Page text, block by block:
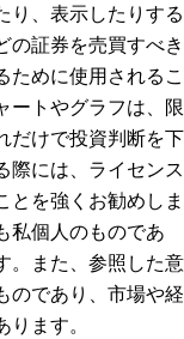
り、表示したりする
の証券を売買すべき
ために使用されるこ
ートやグラフは、限
だけで投資判断を下
際には、ライセンス
とを強くお勧めしま
私個人のものであ
。また、参照した意
のであり、市場や経
ます。